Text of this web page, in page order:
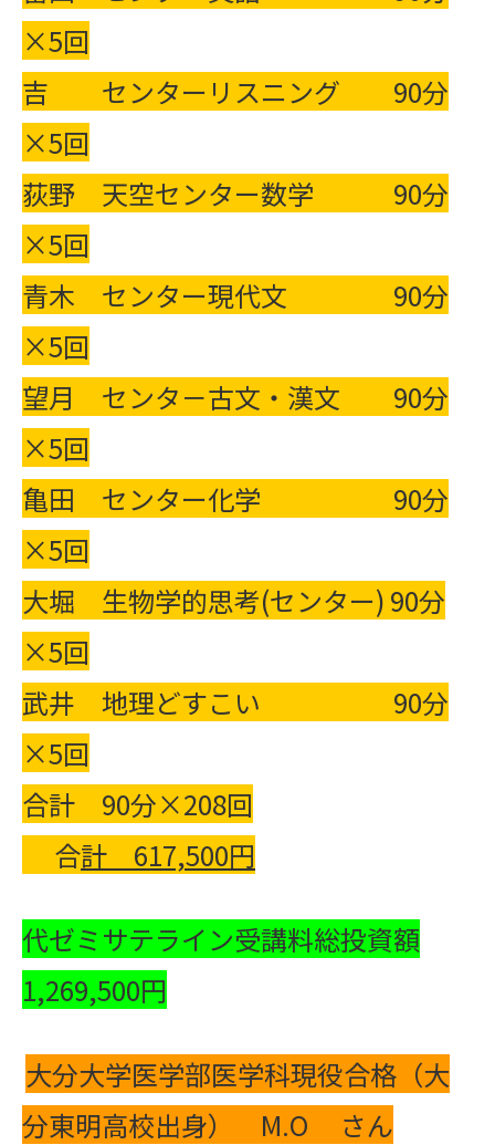
×5回
吉 センターリスニング 90分
×5回
荻野 天空センター数学 90分
×5回
青木 センター現代文 90分
×5回
望月 センタ－古文・漢文 90分
×5回
亀田 センター化学 90分
×5回
大堀 生物学的思考(センター) 90分
×5回
武井 地理どすこい 90分
×5回
合計 90分×208回
合計 617,500円
代ゼミサテライン受講料総投資額
1,269,500円
大分大学医学部医学科現役合格（大
分東明高校出身） M.O さん